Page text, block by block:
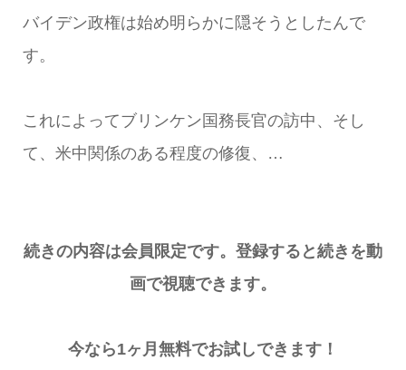
バイデン政権は始め明らかに隠そうとしたんで
す。
これによってブリンケン国務長官の訪中、そし
て、米中関係のある程度の修復、…
続きの内容は会員限定です。登録すると続きを動
画で視聴できます。
今なら1ヶ月無料でお試しできます！